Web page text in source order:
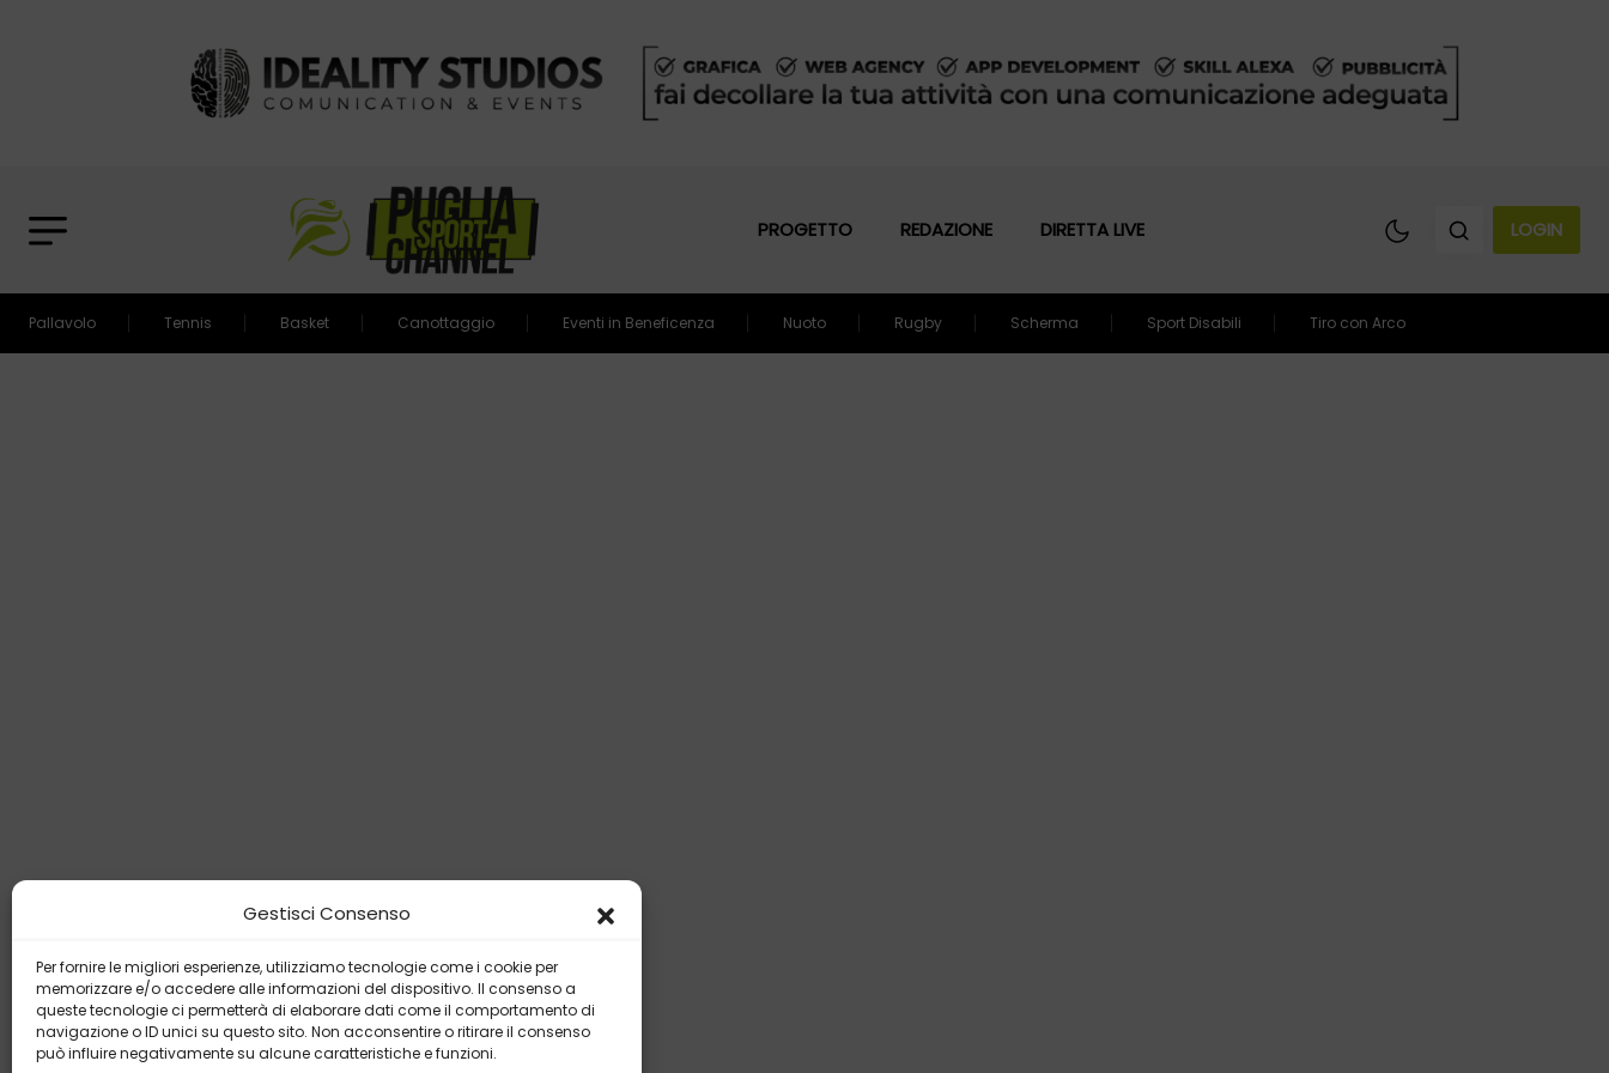
Gestisci Consenso
Per fornire le migliori esperienze, utilizziamo tecnologie come i cookie per
memorizzare e/o accedere alle informazioni del dispositivo. Il consenso a
queste tecnologie ci permetterà di elaborare dati come il comportamento di
navigazione o ID unici su questo sito. Non acconsentire o ritirare il consenso
può influire negativamente su alcune caratteristiche e funzioni.
PROGETTO REDAZIONE DIRETTA LIVE LOGIN
Pallavolo Tennis Basket Canottaggio Eventi in Beneficenza Nuoto Rugby Scherma Sport Disabili Tiro con Arco